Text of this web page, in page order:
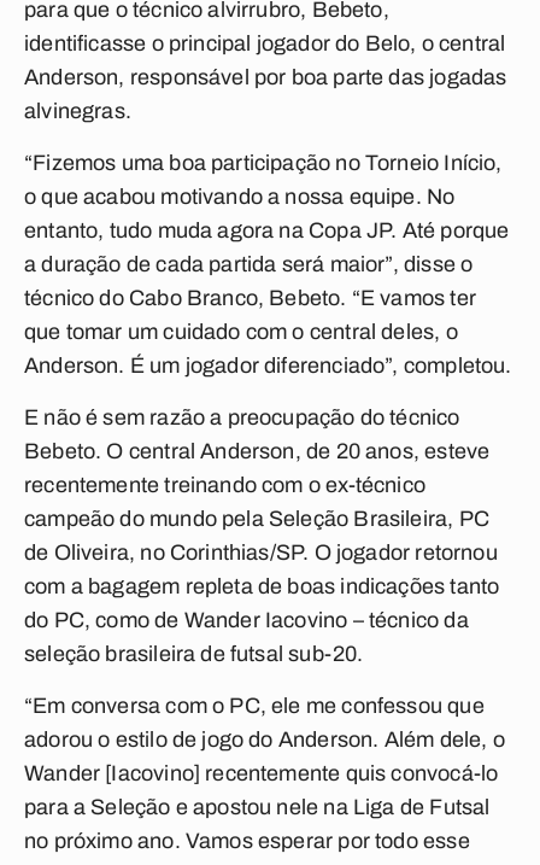
para que o técnico alvirrubro, Bebeto,
identificasse o principal jogador do Belo, o central
Anderson, responsável por boa parte das jogadas
alvinegras.
“Fizemos uma boa participação no Torneio Início,
o que acabou motivando a nossa equipe. No
entanto, tudo muda agora na Copa JP. Até porque
a duração de cada partida será maior”, disse o
técnico do Cabo Branco, Bebeto. “E vamos ter
que tomar um cuidado com o central deles, o
Anderson. É um jogador diferenciado”, completou.
E não é sem razão a preocupação do técnico
Bebeto. O central Anderson, de 20 anos, esteve
recentemente treinando com o ex-técnico
campeão do mundo pela Seleção Brasileira, PC
de Oliveira, no Corinthias/SP. O jogador retornou
com a bagagem repleta de boas indicações tanto
do PC, como de Wander Iacovino – técnico da
seleção brasileira de futsal sub-20.
“Em conversa com o PC, ele me confessou que
adorou o estilo de jogo do Anderson. Além dele, o
Wander [Iacovino] recentemente quis convocá-lo
para a Seleção e apostou nele na Liga de Futsal
no próximo ano. Vamos esperar por todo esse